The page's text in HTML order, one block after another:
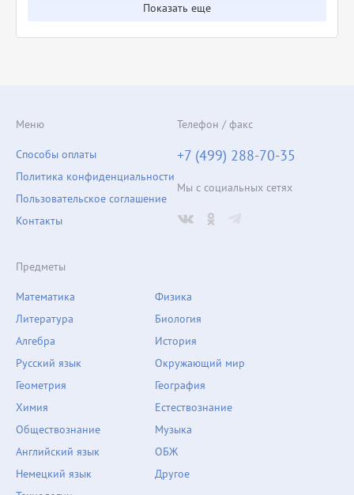
Показать еще
Предметы
Математика
Литература
Алгебра
Русский язык
Геометрия
Химия
Физика
Биология
История
Окружающий мир
География
Естествознание
Обществознание
Английский язык
Немецкий язык
Музыка
ОБЖ
Другое
Меню
Способы оплаты
Политика конфиденциальности
Пользовательское соглашение
Контакты
Телефон / факс
+7 (499) 288-70-35
Мы с социальных сетях